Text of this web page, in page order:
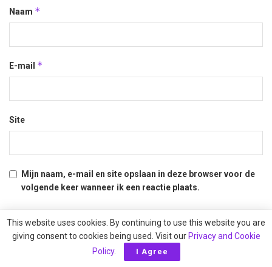
Naam *
E-mail *
Site
Mijn naam, e-mail en site opslaan in deze browser voor de
volgende keer wanneer ik een reactie plaats.
Hou AVO Magazine online!
This website uses cookies. By continuing to use this website you are
giving consent to cookies being used. Visit our Privacy and Cookie
Policy. I Agree